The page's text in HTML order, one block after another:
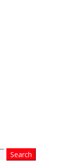
Search